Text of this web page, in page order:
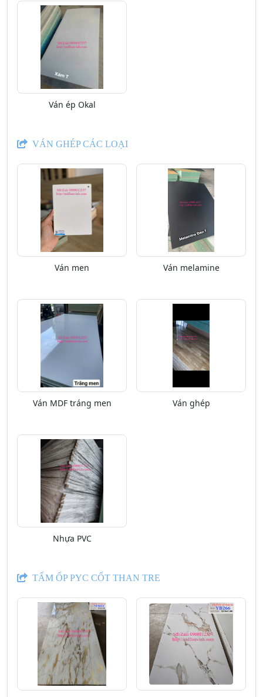
Ván ép Okal
VÁN GHÉP CÁC LOẠI
Ván men Ván melamine
Ván MDF tráng men Ván ghép
Nhựa PVC
TẤM ỐP PYC CỐT THAN TRE